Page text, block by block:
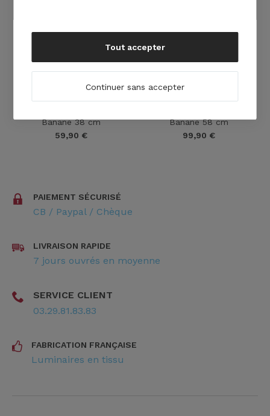
Banane 38 cm
59,90 €
Banane 58 cm
99,90 €
PAIEMENT SÉCURISÉ
CB / Paypal / Chèque
LIVRAISON RAPIDE
7 jours ouvrés en moyenne
SERVICE CLIENT
03.29.81.83.83
FABRICATION FRANÇAISE
Luminaires en tissu
Continuer sans accepter
Tout accepter